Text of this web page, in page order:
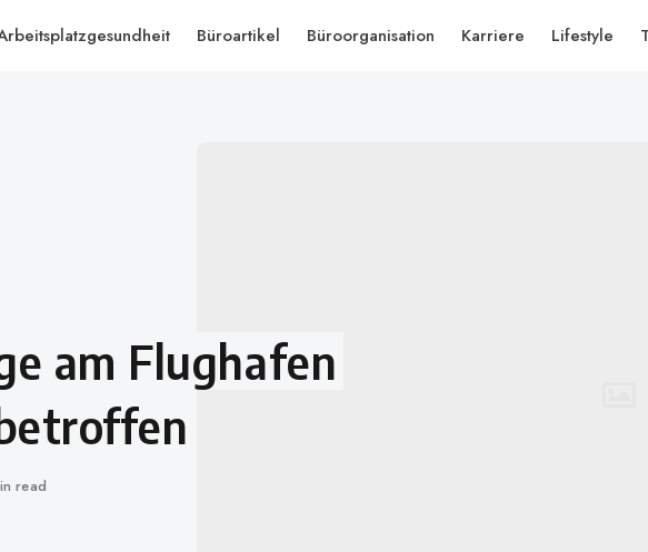
Büroartikel Büroorganisation Karriere Lifestyle
am Flughafen
read